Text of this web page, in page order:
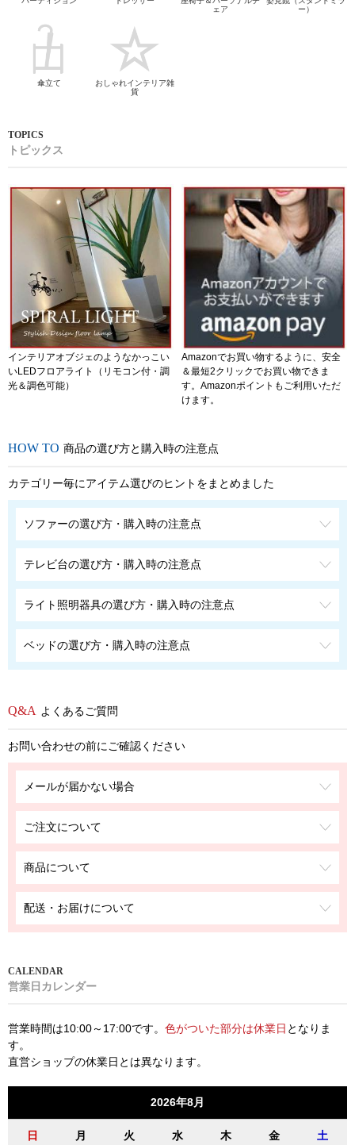
ェア
ー）
傘立て
おしゃれインテリア雑
貨
トピックス
インテリアオブジェのようなかっこい
いLEDフロアライト（リモコン付・調
光＆調色可能）
Amazonでお買い物するように、安全
＆最短2クリックでお買い物できま
す。Amazonポイントもご利用いただ
けます。
商品の選び方と購入時の注意点
カテゴリー毎にアイテム選びのヒントをまとめました
ソファーの選び方・購入時の注意点
テレビ台の選び方・購入時の注意点
ライト照明器具の選び方・購入時の注意点
ベッドの選び方・購入時の注意点
よくあるご質問
お問い合わせの前にご確認ください
メールが届かない場合
ご注文について
商品について
配送・お届けについて
営業日カレンダー
営業時間は10:00～17:00です。 色がついた部分は休業日 となりま
す。
直営ショップの休業日とは異なります。
2026年8月
日 月 火 水 木 金 土